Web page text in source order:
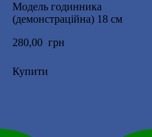
Модель годинника
(демонстраційна) 18 см
280,00  грн
Купити